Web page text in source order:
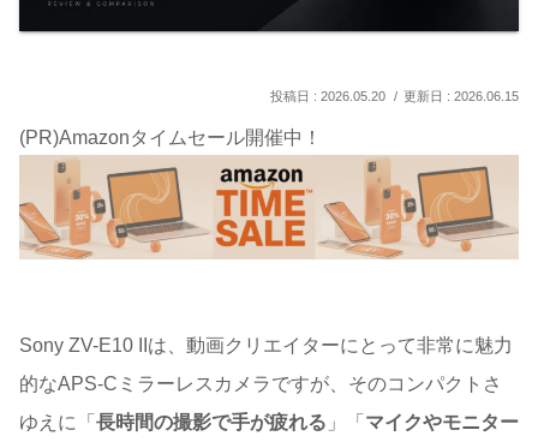
2026.05.20 2026.06.15
(PR)Amazonタイムセール開催中！
Sony ZV-E10 IIは、動画クリエイターにとって非常に魅力
的なAPS-Cミラーレスカメラですが、そのコンパクトさ
ゆえに「 長時間の撮影で手が疲れる 」「 マイクやモニター